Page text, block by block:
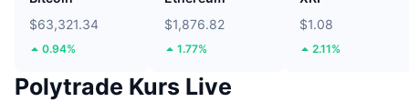
$63,321.34
0.94%
$1,876.82
1.77%
$1.08
2.11%
Polytrade Kurs Live